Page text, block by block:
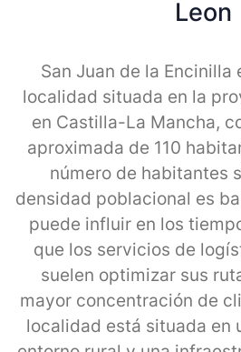
Leon
San Juan de la Encinilla
localidad situada en la
en Castilla-La Mancha,
aproximada de 110
número de habitantes
densidad poblacional es
puede influir en los
que los servicios de
suelen optimizar sus
mayor concentración de
localidad está situada en